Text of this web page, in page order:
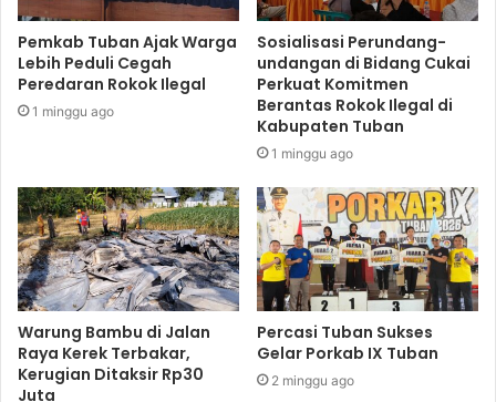
Pemkab Tuban Ajak Warga
Lebih Peduli Cegah
Peredaran Rokok Ilegal
1 minggu ago
Sosialisasi Perundang-
undangan di Bidang Cukai
Perkuat Komitmen
Berantas Rokok Ilegal di
Kabupaten Tuban
1 minggu ago
Warung Bambu di Jalan
Raya Kerek Terbakar,
Kerugian Ditaksir Rp30
Juta
Percasi Tuban Sukses
Gelar Porkab IX Tuban
2 minggu ago